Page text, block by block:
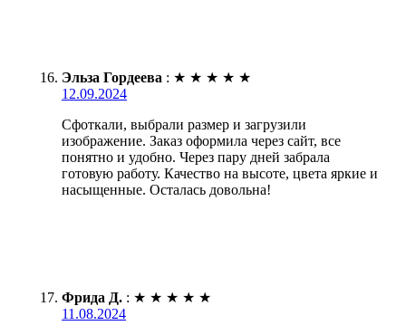
Эльза Гордеева : ★ ★ ★ ★ ★
12.09.2024
Сфоткали, выбрали размер и загрузили
изображение. Заказ оформила через сайт, все
понятно и удобно. Через пару дней забрала
готовую работу. Качество на высоте, цвета яркие и
насыщенные. Осталась довольна!
Фрида Д. : ★ ★ ★ ★ ★
11.08.2024